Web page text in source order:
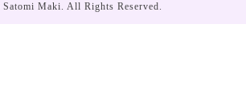
Satomi Maki. All Rights Reserved.